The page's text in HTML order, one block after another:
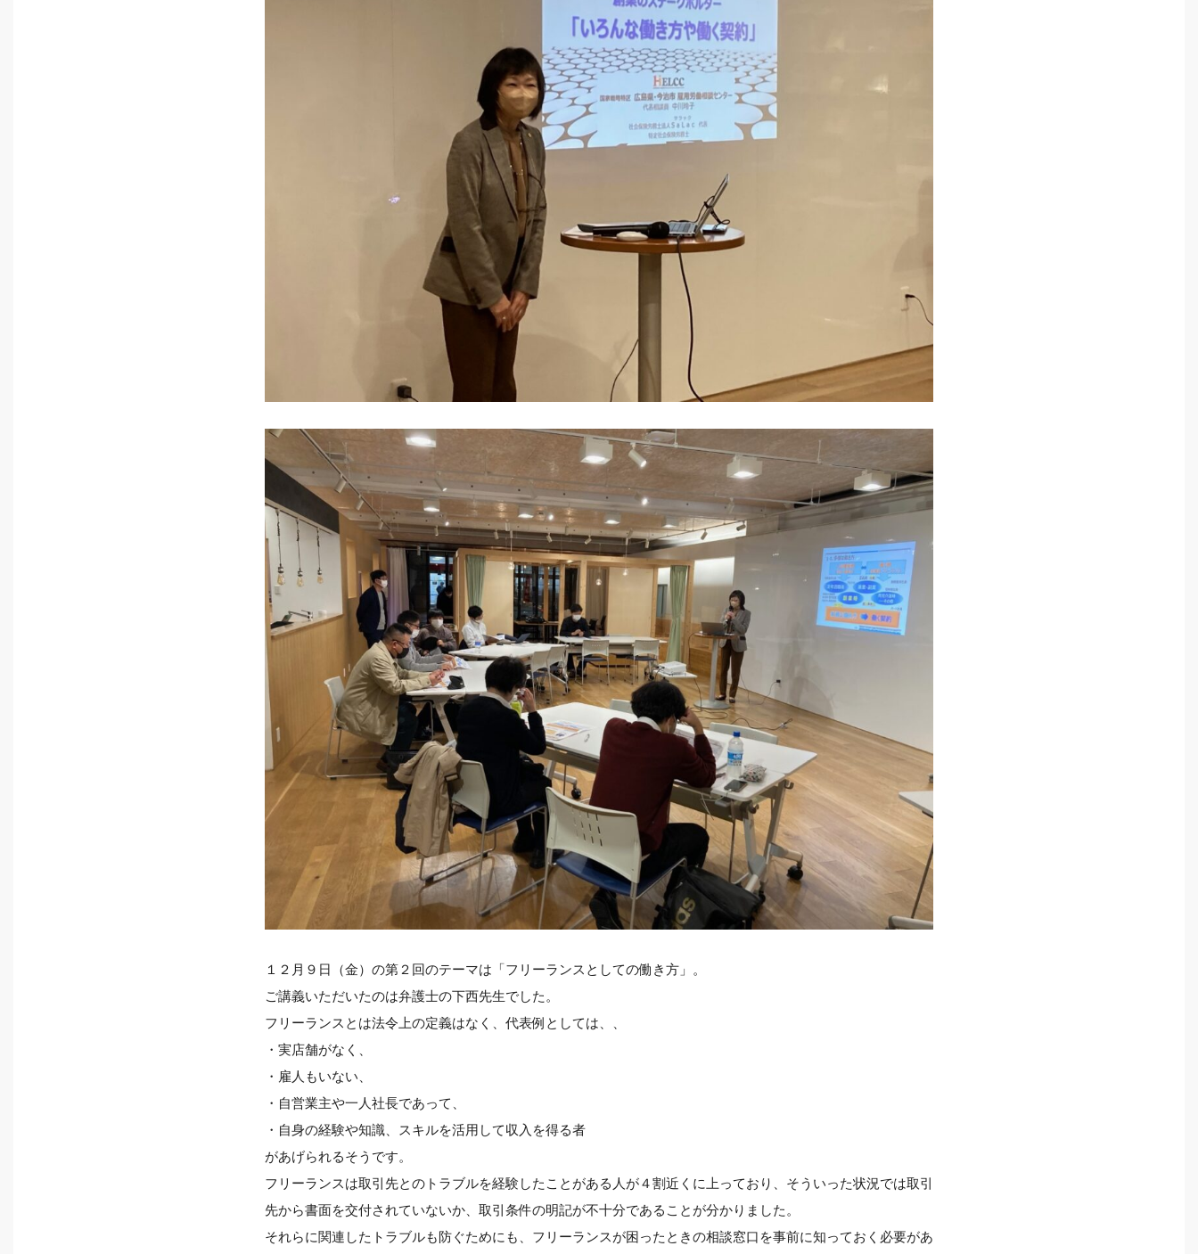
１２月９日（金）の第２回のテーマは「フリーランスとしての働き方」。
ご講義いただいたのは弁護士の下西先生でした。
フリーランスとは法令上の定義はなく、代表例としては、、
・実店舗がなく、
・雇人もいない、
・自営業主や一人社長であって、
・自身の経験や知識、スキルを活用して収入を得る者
があげられるそうです。
フリーランスは取引先とのトラブルを経験したことがある人が４割近くに上っており、そういった状況では取引
先から書面を交付されていないか、取引条件の明記が不十分であることが分かりました。
それらに関連したトラブルも防ぐためにも、フリーランスが困ったときの相談窓口を事前に知っておく必要があ